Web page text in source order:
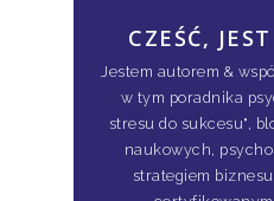
CZEŚĆ,
Jestem autorem &
w tym poradnika
stresu do sukcesu",
naukowych,
strategiem